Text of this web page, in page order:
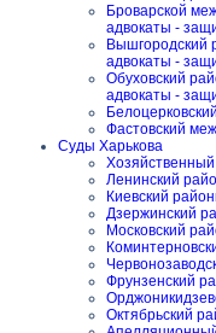
Броварской
адвокаты -
Вышгородский
адвокаты -
Обуховский
адвокаты -
Фастовский
Суды Харькова
Хозяйственный
Ленинский
Киевский
Дзержинский
Московский
Фрунзенский
Октябрьский